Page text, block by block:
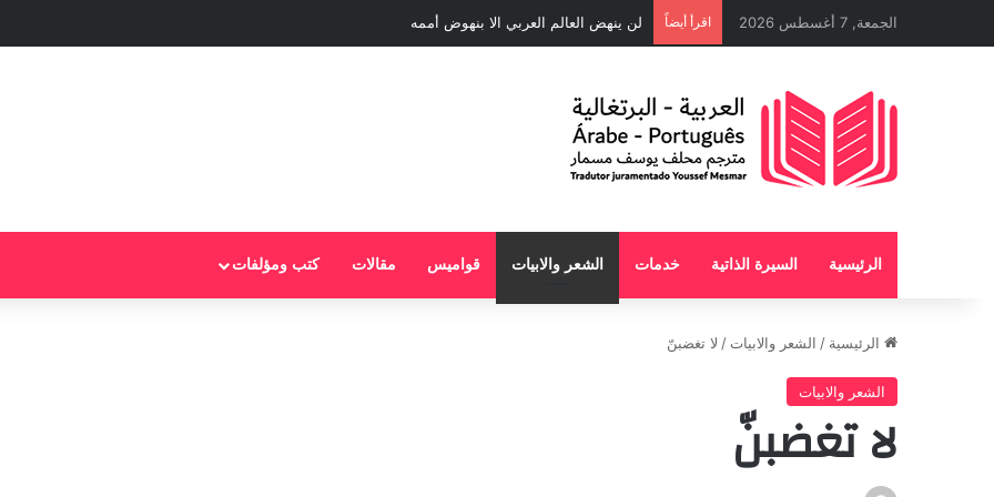
الجمعة, 7 أغسطس 2026 اقرأ أيضاً لن ينهض العالم العربي الا بنهوض أممه
الرئيسية السيرة الذاتية خدمات الشعر والابيات قواميس مقالات كتب ومؤلفات
الرئيسية / الشعر والابيات / لا تغضبنّ
الشعر والابيات
لا تغضبنّ